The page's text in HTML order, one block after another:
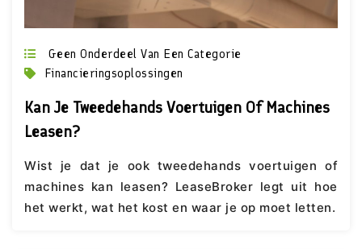
Geen Onderdeel Van Een Categorie
Financieringsoplossingen
Kan Je Tweedehands Voertuigen Of Machines
Leasen?
Wist je dat je ook tweedehands voertuigen of
machines kan leasen? LeaseBroker legt uit hoe
het werkt, wat het kost en waar je op moet letten.